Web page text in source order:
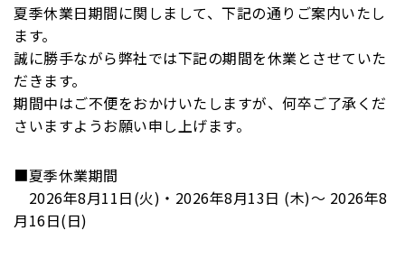
夏季休業日期間に関しまして、下記の通りご案内いたし
ます。
誠に勝手ながら弊社では下記の期間を休業とさせていた
だきます。
期間中はご不便をおかけいたしますが、何卒ご了承くだ
さいますようお願い申し上げます。
■夏季休業期間
2026年8月11日(火)・2026年8月13日 (木)～ 2026年8
月16日(日)